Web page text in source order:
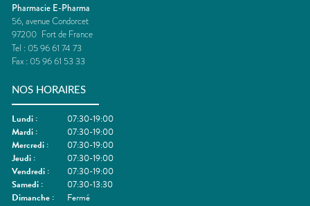
Pharmacie E-Pharma
56, avenue Condorcet
97200 Fort de France
Tel : 05 96 61 74 73
Fax : 05 96 61 53 33
NOS HORAIRES
Lundi :
07:30-19:00
Mardi :
07:30-19:00
Mercredi :
07:30-19:00
Jeudi :
07:30-19:00
Vendredi :
07:30-19:00
Samedi :
07:30-13:30
Dimanche : Fermé